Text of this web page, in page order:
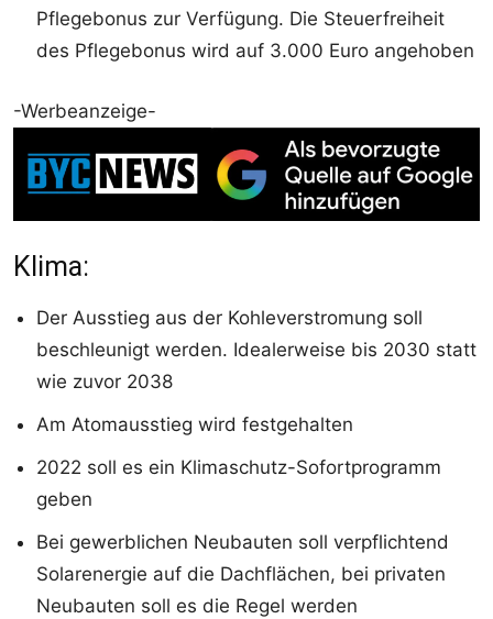
Pflegebonus zur Verfügung. Die Steuerfreiheit
des Pflegebonus wird auf 3.000 Euro angehoben
-Werbeanzeige-
Klima:
Der Ausstieg aus der Kohleverstromung soll
beschleunigt werden. Idealerweise bis 2030 statt
wie zuvor 2038
Am Atomausstieg wird festgehalten
2022 soll es ein Klimaschutz-Sofortprogramm
geben
Bei gewerblichen Neubauten soll verpflichtend
Solarenergie auf die Dachflächen, bei privaten
Neubauten soll es die Regel werden